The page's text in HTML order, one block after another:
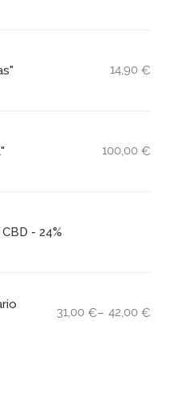
14,90 €
100,00 €
- 24%
31,00 €– 42,00 €